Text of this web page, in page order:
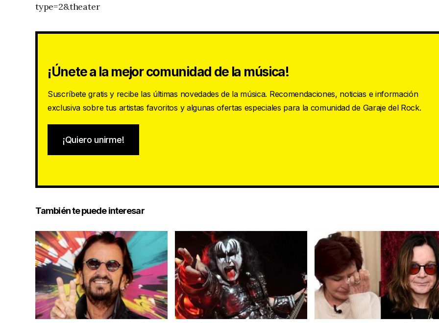
type=2&theater
¡Únete a la mejor comunidad de la música!
Suscríbete gratis y recibe las últimas novedades de la música. Recomendaciones, noticias e información
exclusiva sobre tus artistas favoritos y algunas ofertas especiales para la comunidad de Garaje del Rock.
¡Quiero unirme!
También te puede interesar